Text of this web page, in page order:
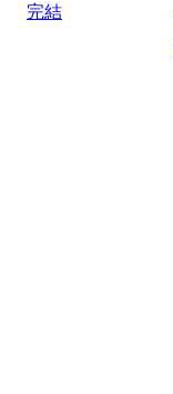
完結